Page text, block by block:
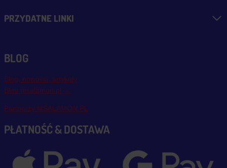
PRZYDATNE LINKI
BLOG
Blog, nowości, artykuły
Blog msalamon.pl →
Partnerzy MSALAMON.PL
PŁATNOŚĆ & DOSTAWA